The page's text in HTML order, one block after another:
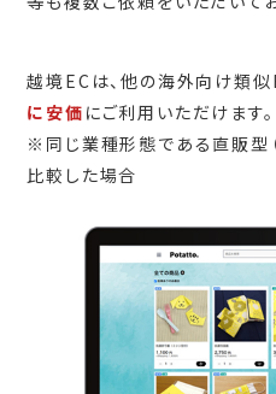
越境ECは、他の海外向け類
に安価 にご利用いただけます。
※同じ業種形態である直販型
比較した場合